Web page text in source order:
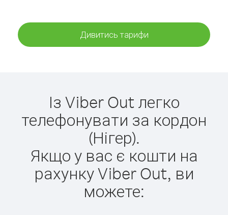
Дивитись тарифи
Із Viber Out легко
телефонувати за кордон
(Нігер).
Якщо у вас є кошти на
рахунку Viber Out, ви
можете: